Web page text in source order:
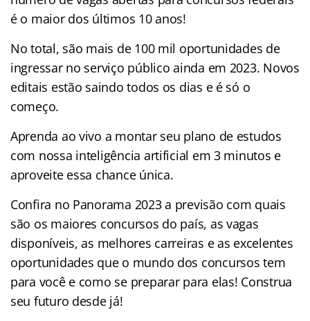
é o maior dos últimos 10 anos!
No total, são mais de 100 mil oportunidades de
ingressar no serviço público ainda em 2023. Novos
editais estão saindo todos os dias e é só o
começo.
Aprenda ao vivo a montar seu plano de estudos
com nossa inteligência artificial em 3 minutos e
aproveite essa chance única.
Confira no Panorama 2023 a previsão com quais
são os maiores concursos do país, as vagas
disponíveis, as melhores carreiras e as excelentes
oportunidades que o mundo dos concursos tem
para você e como se preparar para elas! Construa
seu futuro desde já!